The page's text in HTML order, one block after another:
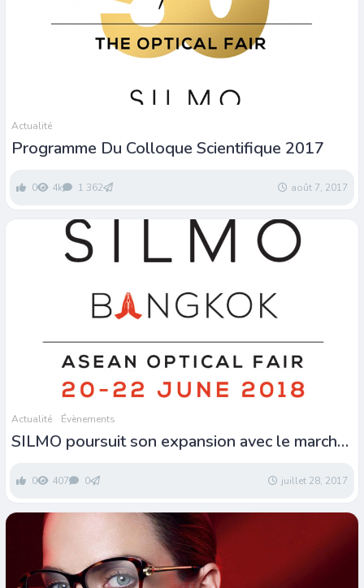
Actualité
Programme Du Colloque Scientifique 2017
0 4k 1 362 août 7, 2017
Actualité Évènements
SILMO poursuit son expansion avec le marché
0 407 0 juillet 28, 2017